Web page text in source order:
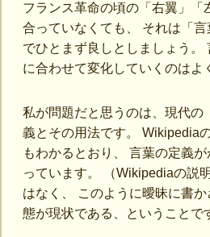
フランス革命の頃の「右翼」「
合っていなくても、 それは「
でひとまず良しとしましょう。
に合わせて変化していくのはよ
私が問題だと思うのは、現代の
義とその用法です。 Wikipedia
もわかるとおり、 言葉の定義
っています。 （Wikipediaの説
はなく、 このように曖昧に書
態が現状である、ということで